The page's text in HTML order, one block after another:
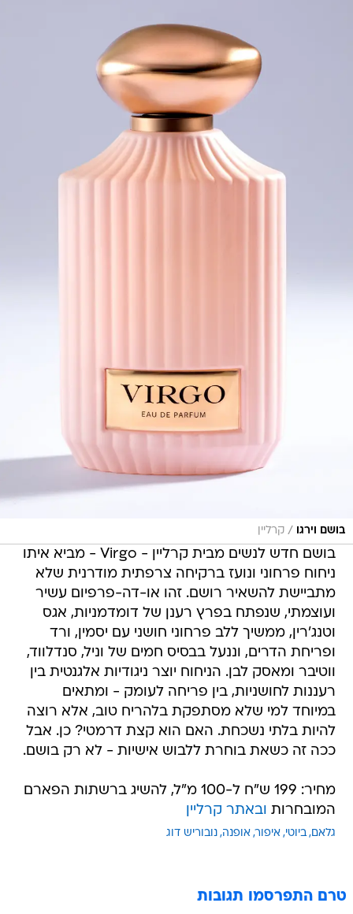
בושם וירגו / קרליין
בושם חדש לנשים מבית קרליין - Virgo - מביא איתו
ניחוח פרחוני ונועז ברקיחה צרפתית מודרנית שלא
מתביישת להשאיר רושם. זהו או-דה-פרפיום עשיר
ועוצמתי, שנפתח בפרץ רענן של דומדמניות, אגס
וטנג'רין, ממשיך ללב פרחוני חושני עם יסמין, ורד
ופריחת הדרים, וננעל בבסיס חמים של וניל, סנדלווד,
ווטיבר ומאסק לבן. הניחוח יוצר ניגודיות אלגנטית בין
רעננות לחושניות, בין פריחה לעומק - ומתאים
במיוחד למי שלא מסתפקת בלהריח טוב, אלא רוצה
להיות בלתי נשכחת. האם הוא קצת דרמטי? כן. אבל
ככה זה כשאת בוחרת ללבוש אישיות - לא רק בושם.
מחיר: 199 ש"ח ל-100 מ"ל, להשיג ברשתות הפארם
המובחרות ובאתר קרליין
גלאם ביוטי איפור אופנה נובוריש דוג
טרם התפרסמו תגובות